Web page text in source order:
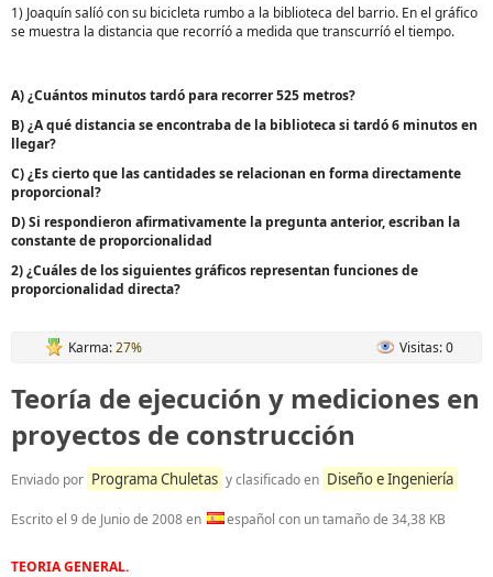
1) Joaquín salíó con su bicicleta rumbo a la biblioteca del barrio. En el gráfico
se muestra la distancia que recorríó a medida que transcurríó el tiempo.
A) ¿Cuántos minutos tardó para recorrer 525 metros?
B) ¿A qué distancia se encontraba de la biblioteca si tardó 6 minutos en
llegar?
C) ¿Es cierto que las cantidades se relacionan en forma directamente
proporcional?
D) Si respondieron afirmativamente la pregunta anterior, escriban la
constante de proporcionalidad
2) ¿Cuáles de los siguientes gráficos representan funciones de
proporcionalidad directa?
Karma:27% Visitas: 0
Teoría de ejecución y mediciones en
proyectos de construcción
Enviado por Programa Chuletas y clasificado en Diseño e Ingeniería
Escrito el 9 de Junio de 2008en español con un tamaño de 34,38 KB
TEORIA GENERAL.